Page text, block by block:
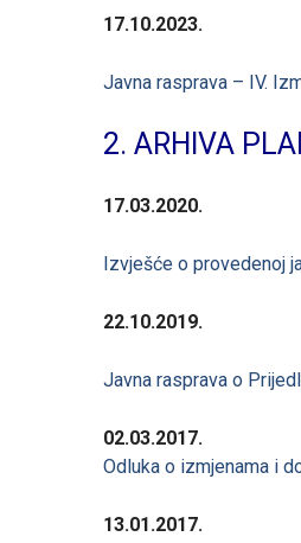
17.10.2023.
Javna rasprava – IV.
2. ARHIVA
17.03.2020.
Izvješće o provedenoj
22.10.2019.
Javna rasprava o
02.03.2017.
Odluka o izmjenama i
13.01.2017.